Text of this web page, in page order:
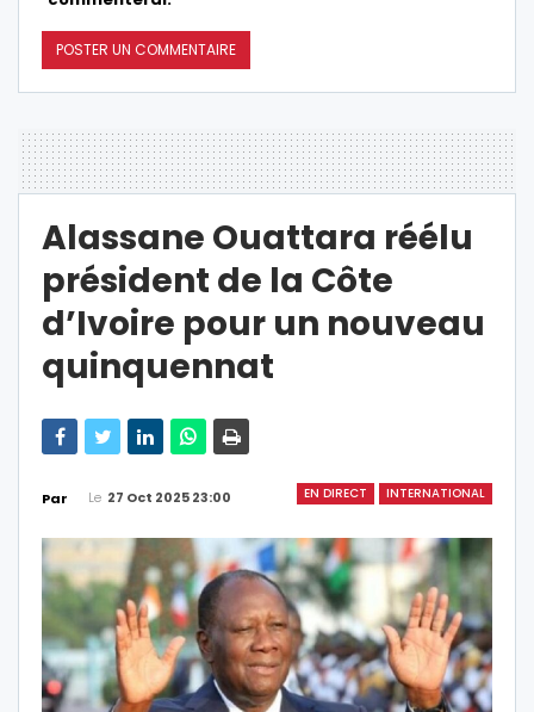
Alassane Ouattara réélu
président de la Côte
d’Ivoire pour un nouveau
quinquennat
EN DIRECT INTERNATIONAL
Par Le 27 Oct 2025 23:00